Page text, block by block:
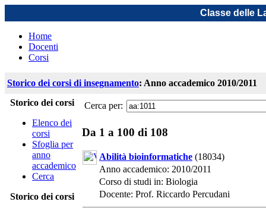
Classe delle
Home
Docenti
Corsi
Storico dei corsi di insegnamento: Anno accademico 2010/2011
Storico dei corsi
Elenco dei
corsi
Sfoglia per
anno
accademico
Cerca
Storico dei corsi
Cerca per:
Da 1 a 100 di 108
Abilità bioinformatiche (18034)
Anno accademico: 2010/2011
Corso di studi in: Biologia
Docente: Prof. Riccardo Percudani